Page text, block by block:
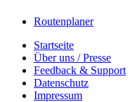
Routenplaner
Startseite
Über uns / Presse
Feedback & Support
Datenschutz
Impressum